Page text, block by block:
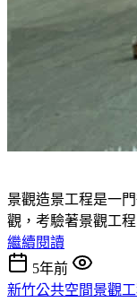
景觀造景工程是一
觀，考驗著景觀工
繼續閱讀
5年前
新竹公共空間景觀